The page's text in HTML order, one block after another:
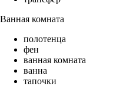
Ванная комната
полотенца
фен
ванная комната
ванна
тапочки